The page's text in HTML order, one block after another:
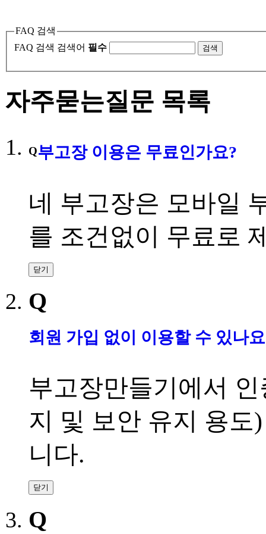
FAQ 검색
FAQ 검색 검색어 필수 검색
자주묻는질문 목록
Q부고장 이용은 무료인가요?
네 부고장은 모바일
를 조건없이 무료로
닫기
Q
회원 가입 없이 이용할 수 있나요
부고장만들기에서
지 및 보안 유지 용도
니다.
닫기
Q